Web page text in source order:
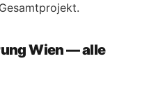
Wien — alle